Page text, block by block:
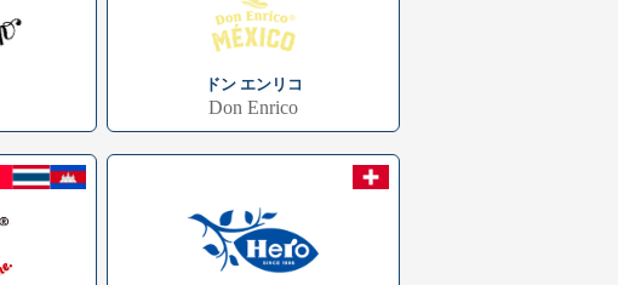
ドン エンリコ
Don Enrico